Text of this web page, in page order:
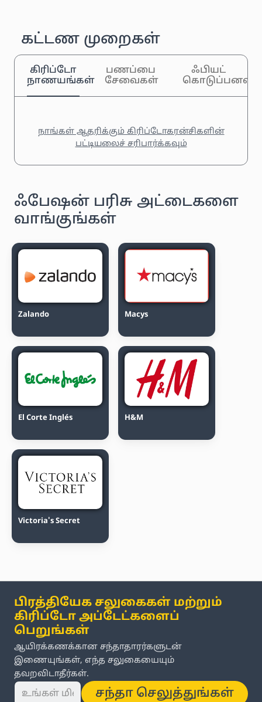
கட்டண முறைகள்
கிரிப்டோ
நாணயங்கள்
பணப்பை
சேவைகள்
ஃபியட்
நாங்கள் ஆதரிக்கும் கிரிப்டோகரன்சிகளின்
பட்டியலைச் சரிபார்க்கவும்
ஃபேஷன் பரிசு அட்டைகளை
வாங்குங்கள்
Zalando Macys
El Corte Inglés H&M
Victoria's Secret
பிரத்தியேக சலுகைகள் மற்றும்
கிரிப்டோ அப்டேட்களைப்
பெறுங்கள்
ஆயிரக்கணக்கான சந்தாதாரர்களுடன்
இணையுங்கள், எந்த சலுகையையும்
தவறவிடாதீர்கள்.
சந்தா செலுத்துங்கள்